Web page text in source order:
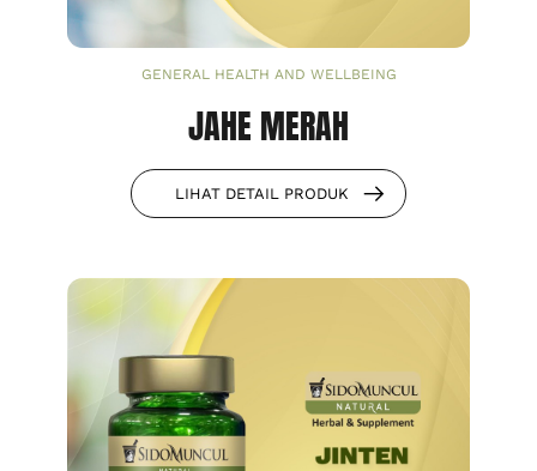
GENERAL HEALTH AND WELLBEING
JAHE MERAH
LIHAT DETAIL PRODUK